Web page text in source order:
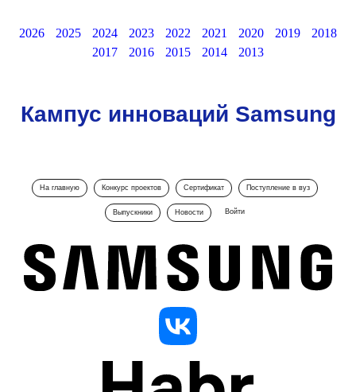
2026 2025 2024 2023 2022 2021 2020 2019
2018
2017
2016 2015 2014 2013
Кампус инноваций Samsung
На главную Конкурс проектов Сертификат Поступление в вуз
Выпускники Новости Войти